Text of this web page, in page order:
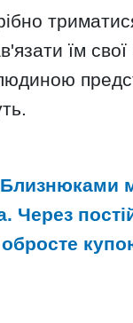
їм
Близнюками
Через